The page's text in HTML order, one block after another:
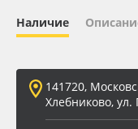
Вспененный ПВХ
Заготовки для
Наличие
141720,
Хлебниково, ул.